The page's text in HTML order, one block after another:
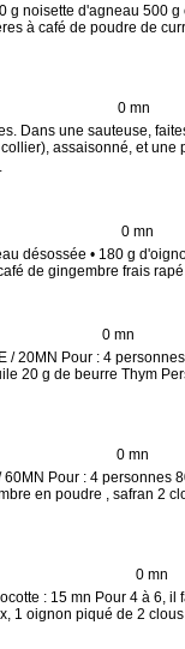
g noisette d'agneau 500
à café de poudre de
0 mn
Dans une sauteuse,
assaisonné, et
0 mn
désossée • 180 g
de gingembre frais
0 mn
/ 20MN Pour : 4
20 g de beurre Thym
0 mn
Pour : 4 personnes
en poudre , safran 2
0 mn
: 15 mn Pour 4 à 6,
1 oignon piqué de 2